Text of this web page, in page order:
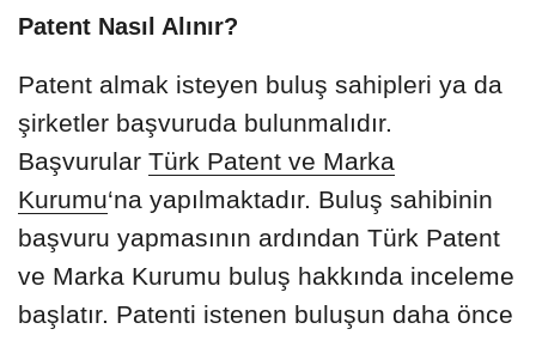
Patent Nasıl Alınır?
Patent almak isteyen buluş sahipleri ya da
şirketler başvuruda bulunmalıdır.
Başvurular Türk Patent ve Marka
Kurumu‘na yapılmaktadır. Buluş sahibinin
başvuru yapmasının ardından Türk Patent
ve Marka Kurumu buluş hakkında inceleme
başlatır. Patenti istenen buluşun daha önce